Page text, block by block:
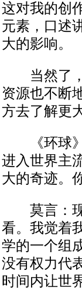
这对我的创
元素，口述
大的影响。
当然了，
资源也不断
方去了解更
《环球》
进入世界主
大的奇迹。
莫言：现
看。我觉着
学的一个组
没有权力代
时间内让世